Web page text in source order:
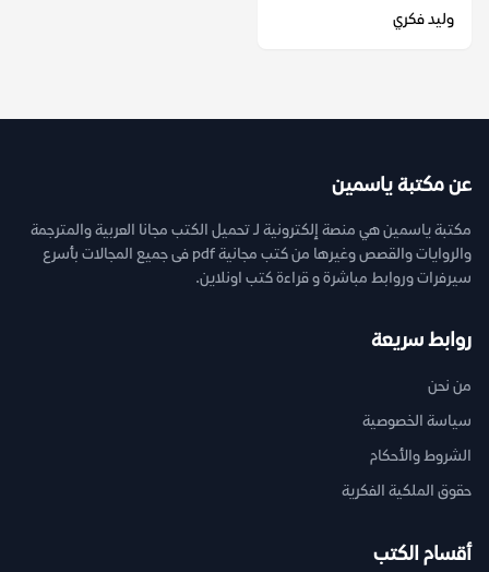
وليد فكري
عن مكتبة ياسمين
مكتبة ياسمين هي منصة إلكترونية لـ تحميل الكتب مجانا العربية والمترجمة
والروايات والقصص وغيرها من كتب مجانية pdf فى جميع المجالات بأسرع
سيرفرات وروابط مباشرة و قراءة كتب اونلاين.
روابط سريعة
من نحن
سياسة الخصوصية
الشروط والأحكام
حقوق الملكية الفكرية
أقسام الكتب